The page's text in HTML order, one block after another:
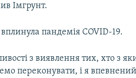
Імгрунт.
пандемія COVID-19.
з виявлення тих, хто з
переконувати, і я